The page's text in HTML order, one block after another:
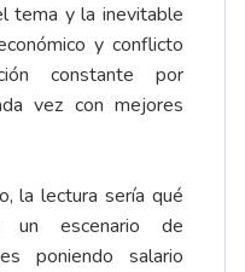
tema y la inevitable
y conflicto
constante por
vez con mejores
la lectura sería qué
un escenario de
poniendo salario